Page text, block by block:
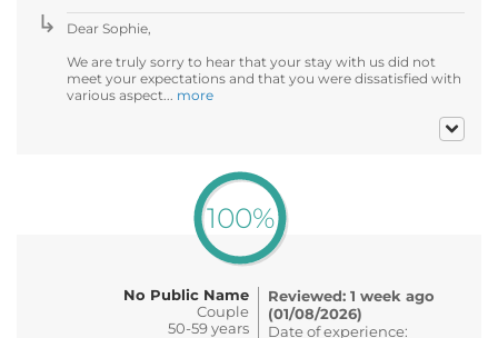
Dear Sophie,
We are truly sorry to hear that your stay with us did not
meet your expectations and that you were dissatisfied with
various aspect... more
100%
No Public Name
Couple
50-59 years
Reviewed: 1 week ago
(01/08/2026)
Date of experience: